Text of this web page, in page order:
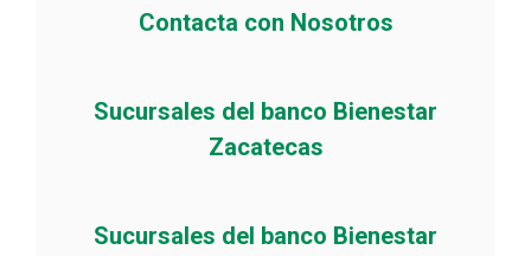
Contacta con Nosotros
Sucursales del banco Bienestar
Zacatecas
Sucursales del banco Bienestar